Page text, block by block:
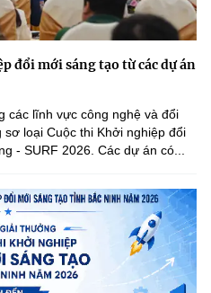
đổi mới sáng tạo từ các dự án
các lĩnh vực công nghệ và đổi
loại Cuộc thi Khởi nghiệp đổi
- SURF 2026. Các dự án có...